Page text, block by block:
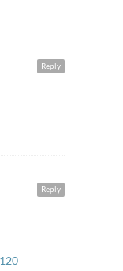
Reply
Reply